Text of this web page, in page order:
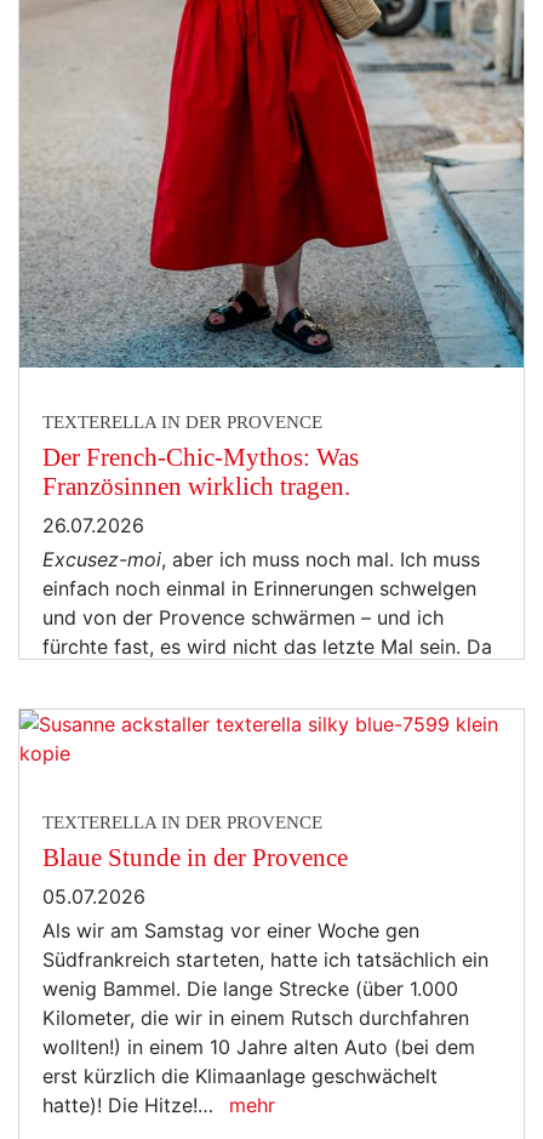
Der French-Chic-Mythos: Was
Französinnen wirklich tragen.
einfach noch einmal in Erinnerungen schwelgen
und von der Provence schwärmen – und ich
fürchte fast, es wird nicht das letzte Mal sein. Da
müssen Texterella-Leserinnen jetzt wohl durch.
plätschernde… mehr
Blaue Stunde in der Provence
05.07.2026
Als wir am Samstag vor einer Woche gen
Südfrankreich starteten, hatte ich tatsächlich ein
wenig Bammel. Die lange Strecke (über 1.000
Kilometer, die wir in einem Rutsch durchfahren
wollten!) in einem 10 Jahre alten Auto (bei dem
erst kürzlich die Klimaanlage geschwächelt
hatte)! Die Hitze!…
mehr